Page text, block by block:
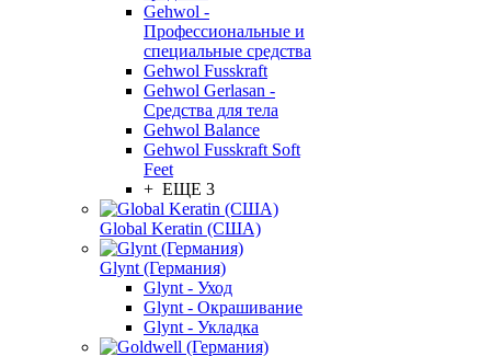
Gehwol -
Профессиональные и
специальные средства
Gehwol Fusskraft
Gehwol Gerlasan -
Средства для тела
Gehwol Balance
Gehwol Fusskraft Soft
Feet
+ ЕЩЕ 3
Global Keratin (США)
Glynt (Германия)
Glynt - Уход
Glynt - Окрашивание
Glynt - Укладка